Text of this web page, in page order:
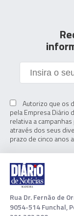
Autorizo que os
pela Empresa Diário
relativa a
através dos seus
prazo de cinco anos
Rua Dr. Fernão de
9054-514 Funchal,